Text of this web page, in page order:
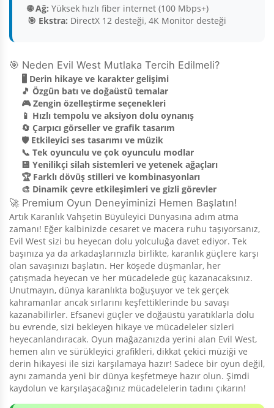
🌐 Ağ: Yüksek hızlı fiber internet (100 Mbps+)
🎯 Ekstra: DirectX 12 desteği, 4K Monitor desteği
🎯 Neden Evil West Mutlaka Tercih Edilmeli?
🖥️ Derin hikaye ve karakter gelişimi
🎵 Özgün batı ve doğaüstü temalar
🎮 Zengin özelleştirme seçenekleri
📱 Hızlı tempolu ve aksiyon dolu oynanış
🔄 Çarpıcı görseller ve grafik tasarım
🛡️ Etkileyici ses tasarımı ve müzik
📞 Tek oyunculu ve çok oyunculu modlar
💾 Yenilikçi silah sistemleri ve yetenek ağaçları
🏆 Farklı dövüş stilleri ve kombinasyonları
🎨 Dinamik çevre etkileşimleri ve gizli görevler
🚀 Premium Oyun Deneyiminizi Hemen Başlatın!
Artık Karanlık Vahşetin Büyüleyici Dünyasına adım atma
zamanı! Eğer kalbinizde cesaret ve macera ruhu taşıyorsanız,
Evil West sizi bu heyecan dolu yolculuğa davet ediyor. Tek
başınıza ya da arkadaşlarınızla birlikte, karanlık güçlere karşı
olan savaşınızı başlatın. Her köşede düşmanlar, her
çatışmada heyecan ve her mücadelede güç kazanacaksınız.
Unutmayın, dünya karanlıkta boğuşuyor ve tek gerçek
kahramanlar ancak sırlarını keşfettiklerinde bu savaşı
kazanabilirler. Efsanevi güçler ve doğaüstü yaratıklarla dolu
bu evrende, sizi bekleyen hikaye ve mücadeleler sizleri
heyecanlandıracak. Oyun mağazanızda yerini alan Evil West,
hemen alın ve sürükleyici grafikleri, dikkat çekici müziği ve
derin hikayesi ile sizi karşılamaya hazır! Sadece bir oyun değil,
aynı zamanda yeni bir dünya keşfetmeye hazır olun. Şimdi
kaydolun ve karşılaşacağınız mücadelelerin tadını çıkarın!